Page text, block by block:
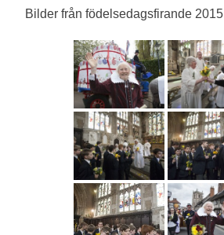
Bilder från födelsedagsfirande 2015